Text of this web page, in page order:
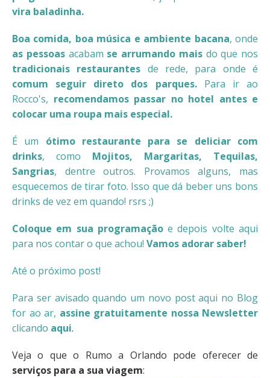
vira baladinha.
Boa comida, boa música e ambiente bacana, onde
as pessoasacabam se arrumando maisdo que nos
tradicionais restaurantes de rede, para onde é
comum seguir direto dos parques.Para ir ao
Rocco's, recomendamos passar no hotel antes e
colocar uma roupa mais especial.
É um ótimo restaurante para se deliciar com
drinks, como Mojitos, Margaritas, Tequilas,
Sangrias, dentre outros. Provamos alguns, mas
esquecemos de tirar foto. Isso que dá beber uns bons
drinks de vez em quando! rsrs ;)
Coloque em sua programaçãoe depois volte aqui
para nos contar o que achou! Vamos adorar saber!
Até o próximo post!
Para ser avisado quando um novo post aqui no Blog
for ao ar, assine gratuitamente nossa Newsletter
clicando aqui.
Veja o que o Rumo a Orlando pode oferecer de
serviços para a sua viagem: